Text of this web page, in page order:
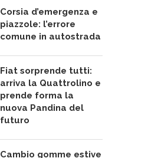
Corsia d’emergenza e
piazzole: l’errore
comune in autostrada
Fiat sorprende tutti:
arriva la Quattrolino e
prende forma la
nuova Pandina del
futuro
Cambio gomme estive